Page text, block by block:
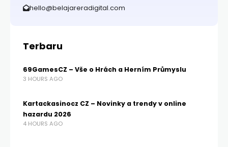
hello@belajareradigital.com
Terbaru
69GamesCZ – Vše o Hrách a Herním Průmyslu
3 HOURS AGO
Kartackasinocz CZ – Novinky a trendy v online
hazardu 2026
4 HOURS AGO